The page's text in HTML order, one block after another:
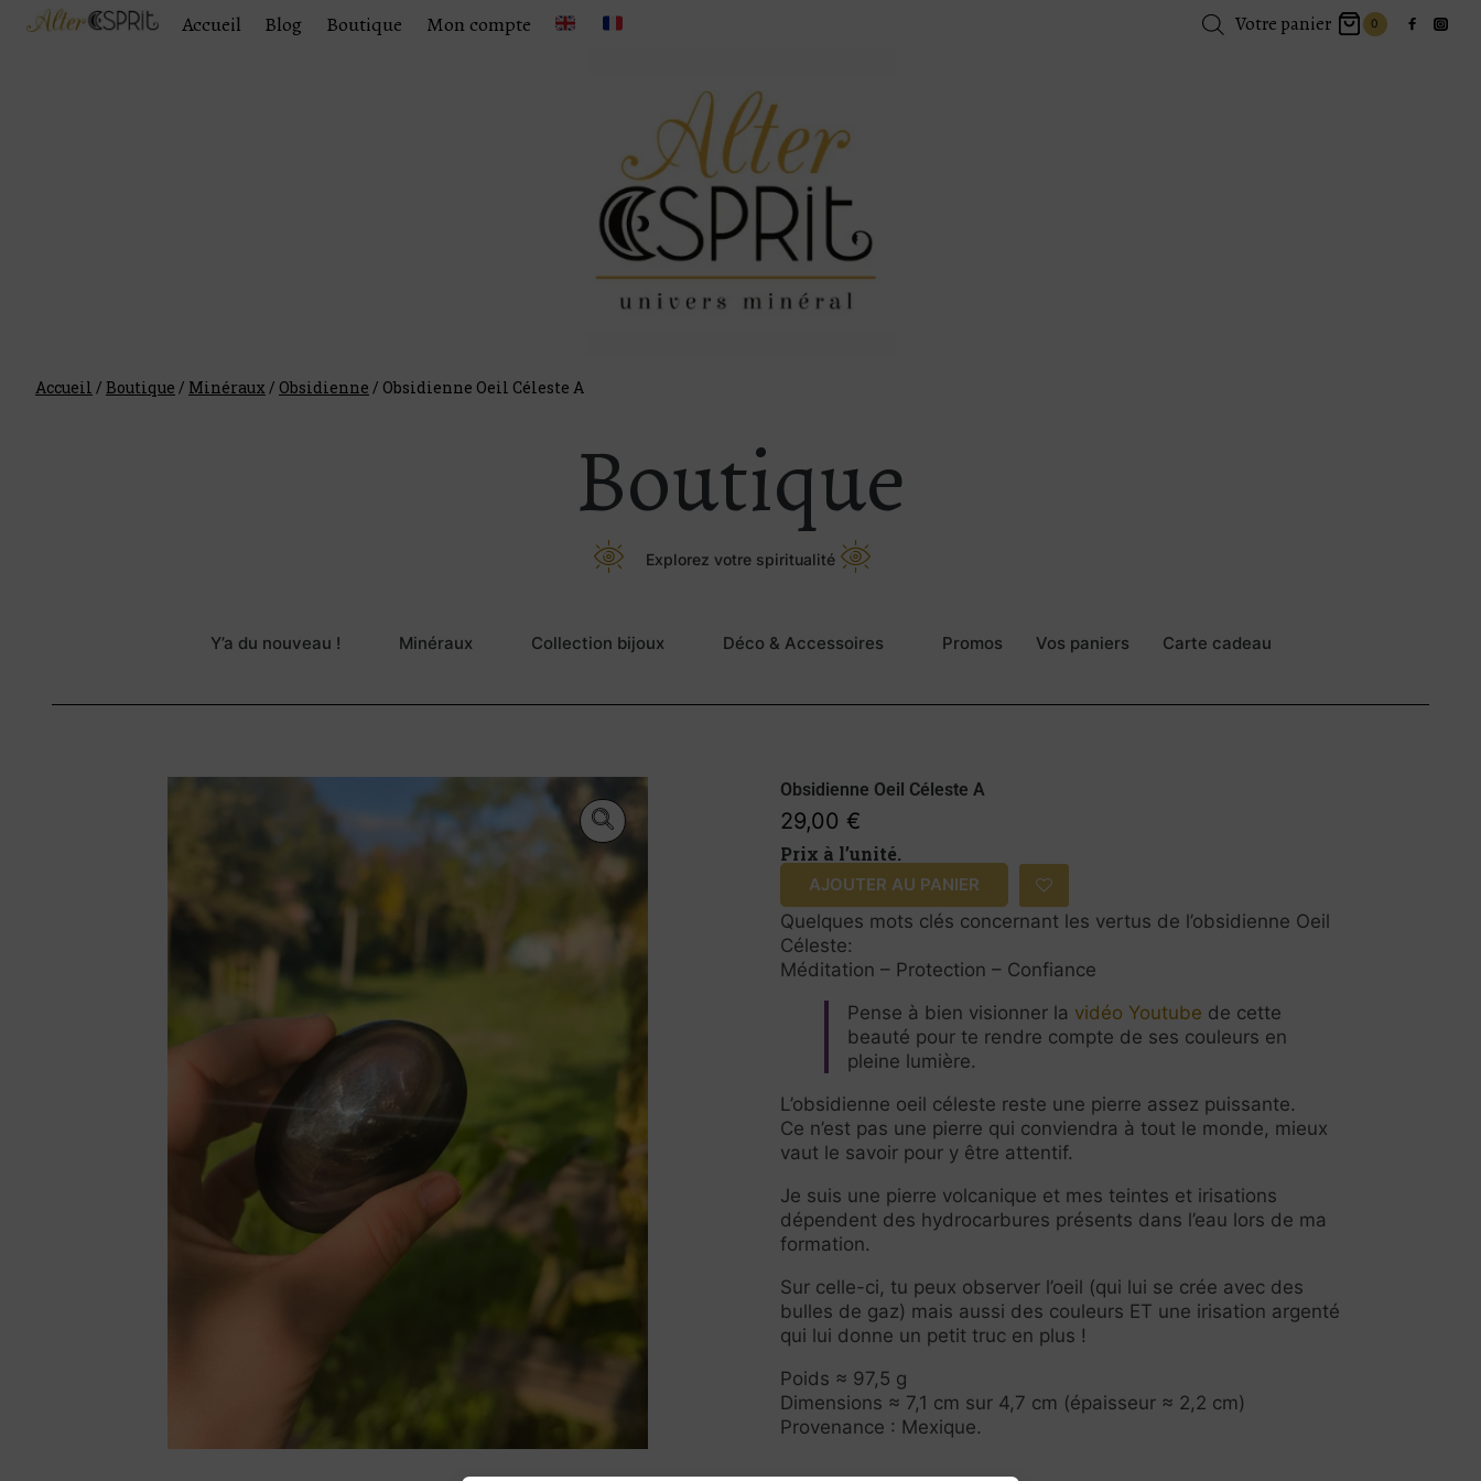
Accueil Blog Boutique Mon compte Votre panier 0
Accueil / Boutique / Minéraux / Obsidienne / Obsidienne Oeil Céleste A
Boutique
Explorez votre spiritualité
Y’a du nouveau ! Minéraux Collection bijoux Déco & Accessoires Promos Vos paniers Carte cadeau
Obsidienne Oeil Céleste A
29,00 €
Prix à l’unité.
AJOUTER AU PANIER
Quelques mots clés concernant les vertus de l’obsidienne Oeil
Céleste:
Méditation – Protection – Confiance
Pense à bien visionner la vidéo Youtube de cette
beauté pour te rendre compte de ses couleurs en
pleine lumière.
L’obsidienne oeil céleste reste une pierre assez puissante.
Ce n’est pas une pierre qui conviendra à tout le monde, mieux
vaut le savoir pour y être attentif.
Je suis une pierre volcanique et mes teintes et irisations
dépendent des hydrocarbures présents dans l’eau lors de ma
formation.
Sur celle-ci, tu peux observer l’oeil (qui lui se crée avec des
bulles de gaz) mais aussi des couleurs ET une irisation argenté
qui lui donne un petit truc en plus !
Poids ≈ 97,5 g
Dimensions ≈ 7,1 cm sur 4,7 cm (épaisseur ≈ 2,2 cm)
Provenance : Mexique.